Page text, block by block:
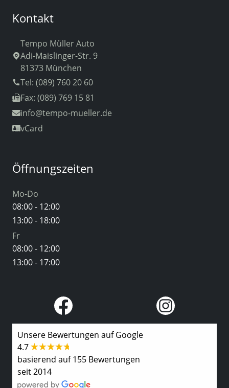
Kontakt
Tempo Müller Auto
Adi-Maislinger-Str. 9
81373 München
Tel: (089) 760 20 60
Fax: (089) 769 15 81
info@tempo-mueller.de
vCard
Öffnungszeiten
Mo-Do
08:00 - 12:00
13:00 - 18:00
Fr
08:00 - 12:00
13:00 - 17:00
Unsere Bewertungen auf Google
4.7
basierend auf 155 Bewertungen
seit 2014